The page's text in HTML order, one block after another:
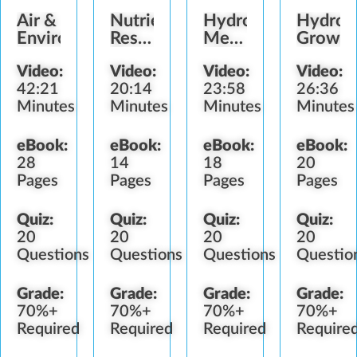
Air &
Environment
Video:
42:21
Minutes
eBook:
28
Pages
Quiz:
20
Questions
Grade:
70%+
Required
Nutrients,
Reservoirs
Irrigation
Video:
20:14
Minutes
eBook:
14
Pages
Quiz:
20
Questions
Grade:
70%+
Required
Hydroponic
Mediums,
Sterilization
Video:
23:58
Minutes
eBook:
18
Pages
Quiz:
20
Questions
Grade:
70%+
Required
Video:
26:36
Minutes
eBook:
20
Pages
Quiz:
20
Grade:
70%+